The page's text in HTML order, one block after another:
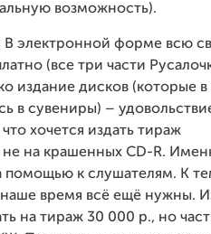
возможность).
В электронной форме всю
(все три части
издание дисков (которые
в сувениры) –
хочется издать тираж
на крашенных CD-R.
помощью к слушателям. К
наше время всё ещё нужны.
на тираж 30 000 р., но